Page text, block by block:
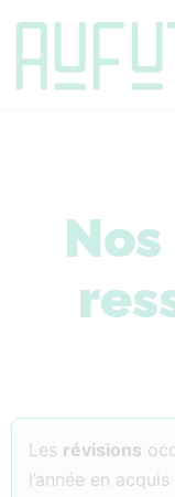
Les révisions
l’année en